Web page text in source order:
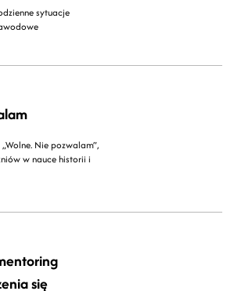
sytuacje
Nie pozwalam”,
w nauce historii i
się